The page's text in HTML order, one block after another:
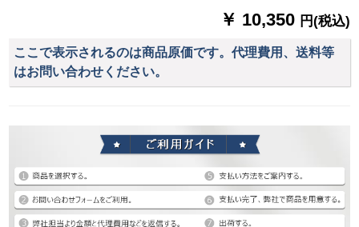
￥ 10,350 円(税込)
ここで表示されるのは商品原価です。代理費用、送料等
はお問い合わせください。